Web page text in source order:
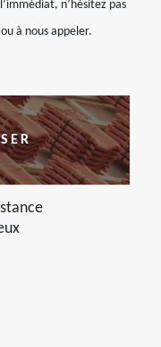
n’hésitez pas
à nous appeler.